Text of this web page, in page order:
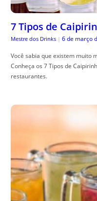
7 Tipos de
Mestre dos Drinks | 6 de março
Você sabia que existem muito
Conheça os 7 Tipos de
restaurantes.